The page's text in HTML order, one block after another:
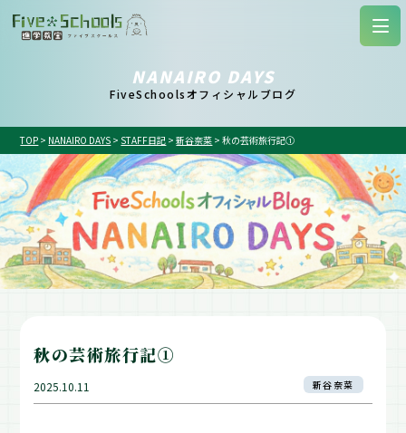
NANAIRO DAYS
FiveSchoolsオフィシャルブログ
TOP > NANAIRO DAYS > STAFF日記 >新谷奈菜 >秋の芸術旅行記①
秋の芸術旅行記①
2025.10.11 新谷奈菜